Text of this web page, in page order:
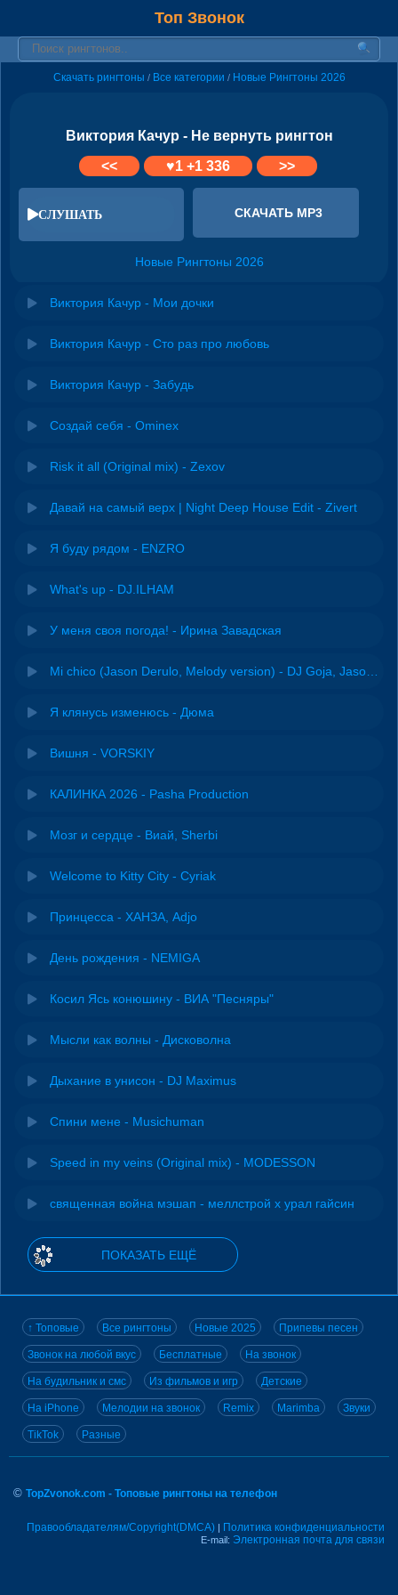
Топ Звонок
Скачать рингтоны / Все категории / Новые Рингтоны 2026
Виктория Качур - Не вернуть рингтон
<<
♥1 +1 336 >>
СЛУШАТЬ СКАЧАТЬ MP3
Новые Рингтоны 2026
Виктория Качур - Мои дочки
Виктория Качур - Сто раз про любовь
Виктория Качур - Забудь
Создай себя - Ominex
Risk it all (Original mix) - Zexov
Давай на самый верх | Night Deep House Edit - Zivert
Я буду рядом - ENZRO
What's up - DJ.ILHAM
У меня своя погода! - Ирина Завадская
Я клянусь изменюсь - Дюма
Вишня - VORSKIY
КАЛИНКА 2026 - Pasha Production
Мозг и сердце - Виай, Sherbi
Welcome to Kitty City - Cyriak
Принцесса - ХАНЗА, Adjo
День рождения - NEMIGA
Косил Ясь конюшину - ВИА "Песняры"
Мысли как волны - Дисковолна
Дыхание в унисон - DJ Maximus
Спини мене - Musichuman
Speed in my veins (Original mix) - MODESSON
священная война мэшап - меллстрой х урал гайсин
ПОКАЗАТЬ ЕЩЁ
↑ Топовые Все рингтоны Новые 2025 Припевы песен
Звонок на любой вкус Бесплатные На звонок
На будильник и смс Из фильмов и игр Детские
На iPhone Мелодии на звонок Remix Marimba Звуки
TikTok Разные
© TopZvonok.com - Топовые рингтоны на телефон
Правообладателям/Copyright(DMCA) | Политика конфиденциальности
E-mail: Электронная почта для связи